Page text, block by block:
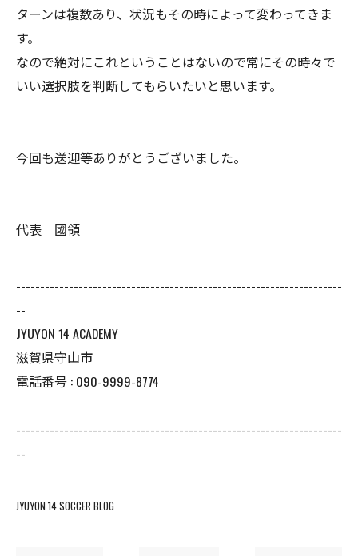
ターンは複数あり、状況もその時によって変わってきま
す。
なので絶対にこれということはないので常にその時々で
いい選択肢を判断してもらいたいと思います。
今回も送迎等ありがとうございました。
代表 國領
--------------------------------------------------------------------
--
JYUYON 14 ACADEMY
滋賀県守山市
電話番号 : 090-9999-8774
--------------------------------------------------------------------
--
JYUYON 14 SOCCER BLOG